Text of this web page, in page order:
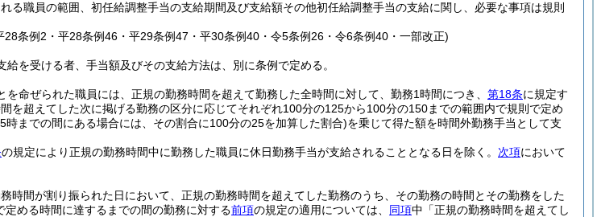
る職員の範囲、初任給調整手当の支給期間及び支給額その他初任給調整手当の支給に関し、必要な事項は規則
条例2・平28条例46・平29条例47・平30条例40・令5条例26・令6条例40・一部改正)
を受ける者、手当額及びその支給方法は、別に条例で定める。
命ぜられた職員には、正規の勤務時間を超えて勤務した全時間に対して、勤務1時間につき、 第18条に規定す
を超えてした次に掲げる勤務の区分に応じてそれぞれ100分の125から100分の150までの範囲内で規則で定め
までの間にある場合には、その割合に100分の25を加算した割合)を乗じて得た額を時間外勤務手当として支
の規定により正規の勤務時間中に勤務した職員に休日勤務手当が支給されることとなる日を除く。 次項において
時間が割り振られた日において、正規の勤務時間を超えてした勤務のうち、その勤務の時間とその勤務をした
める時間に達するまでの間の勤務に対する前項の規定の適用については、 同項中「正規の勤務時間を超えてし